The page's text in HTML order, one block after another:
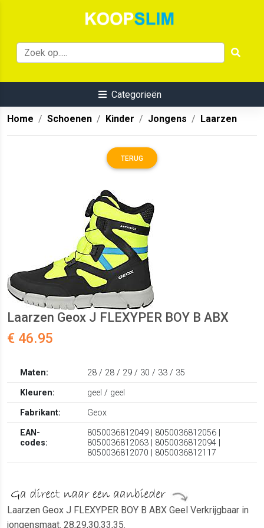
Categorieën
Home Schoenen Kinder Jongens Laarzen
TERUG
Laarzen Geox J FLEXYPER BOY B ABX
€ 46.95
Maten:
28 / 28 / 29 / 30 / 33 / 35
Kleuren:
geel / geel
Fabrikant:
Geox
EAN-
codes:
8050036812049 | 8050036812056 |
8050036812063 | 8050036812094 |
8050036812070 | 8050036812117
Laarzen Geox J FLEXYPER BOY B ABX Geel Verkrijgbaar in
jongensmaat. 28,29,30,33,35.